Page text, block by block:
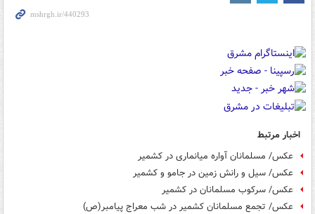
اخبار مرتبط
عکس/ مسلمانان آواره میانماری در کشمیر
عکس/ سیل و رانش زمین در جامو و کشمیر
عکس/ سرکوب مسلمانان در کشمیر
عکس/ تجمع مسلمانان کشمیر در شب معراج پیامبر(ص)